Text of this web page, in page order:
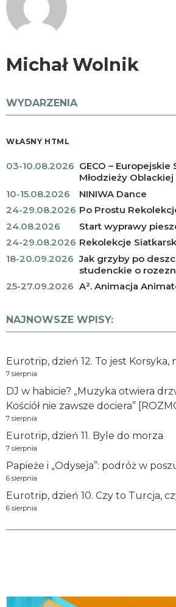
Michał Wolnik
WYDARZENIA
WŁASNY HTML
03-10.08.2026 GECO – Europejskie
Młodzieży Oblackiej
10-15.08.2026
NINIWA Dance
24-29.08.2026 Po Prostu
24.08.2026
Start wyprawy
24-29.08.2026 Rekolekcje
18-20.09.2026 Jak grzyby po
studenckie o
25-27.09.2026 A². Animacja
NAJNOWSZE WPISY:
Eurotrip, dzień 12. To jest Korsyka,
7 sierpnia
DJ w habicie? „Muzyka otwiera
Kościół nie zawsze dociera”
7 sierpnia
Eurotrip, dzień 11. Byle do morza
7 sierpnia
Papieże i „Odyseja”: podróż w
6 sierpnia
Eurotrip, dzień 10. Czy to Turcja,
6 sierpnia